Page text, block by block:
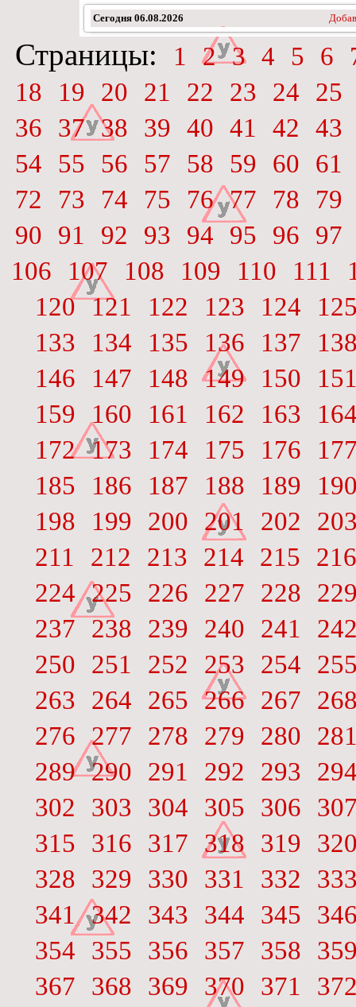
Сегодня 06.08.2026
Страницы: 1 2 3 4 5 6
18
19 20 21 22 23 24
25
36
37 38 39 40 41 42
43
54
55 56 57 58 59 60
61
72
73 74 75 76 77 78
79
90
91 92 93 94 95 96
97
106
107 108 109 110 111
120 121 122 123 124
133
134 135 136 137
146
147 148 149 150
159
160 161 162 163
172 173 174 175 176
185
186 187 188 189
198
199 200 201 202
211
212 213 214 215
216
224 225 226 227 228
237
238 239 240 241
250
251 252 253 254
263
264 265 266 267
276 277 278 279 280
289 290 291 292 293
302
303 304 305 306
315
316 317 318 319
328
329 330 331 332
341
342 343 344 345
354
355 356 357 358
367
368 369 370 371